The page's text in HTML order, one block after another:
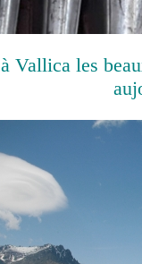
à Vallica les